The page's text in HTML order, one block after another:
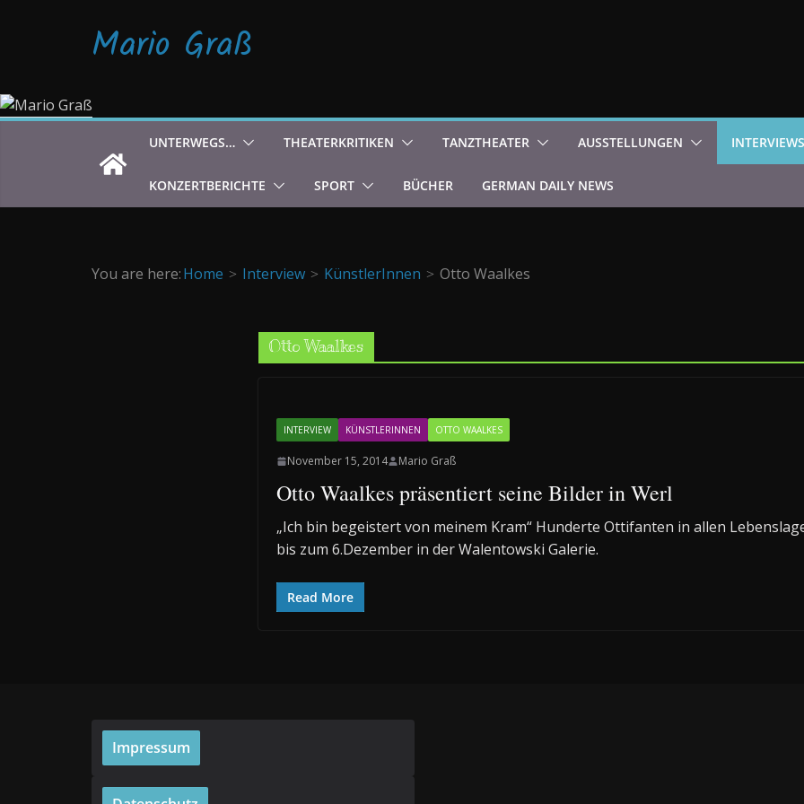
Mario Graß
UNTERWEGS… THEATERKRITIKEN TANZTHEATER AUSSTELLUNGEN INTERVIEWS
KONZERTBERICHTE SPORT BÜCHER GERMAN DAILY NEWS
You are here:Home Interview KünstlerInnen Otto Waalkes
Otto Waalkes
INTERVIEW KÜNSTLERINNEN OTTO WAALKES
November 15, 2014 Mario Graß
Otto Waalkes präsentiert seine Bilder in Werl
„Ich bin begeistert von meinem Kram“ Hunderte Ottifanten in allen
bis zum 6.Dezember in der Walentowski Galerie.
Read More
Impressum